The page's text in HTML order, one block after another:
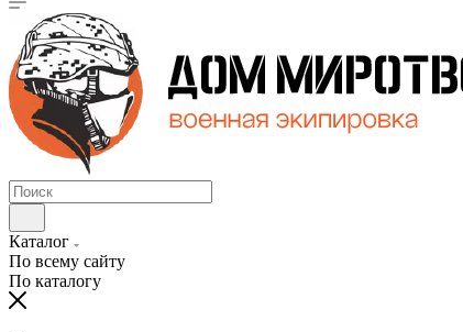
Каталог
По всему сайту
По каталогу